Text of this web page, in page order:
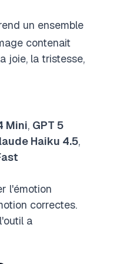
un ensemble
contenait
joie, la tristesse,
Mini, GPT 5
Haiku 4.5,
l'émotion
correctes.
a